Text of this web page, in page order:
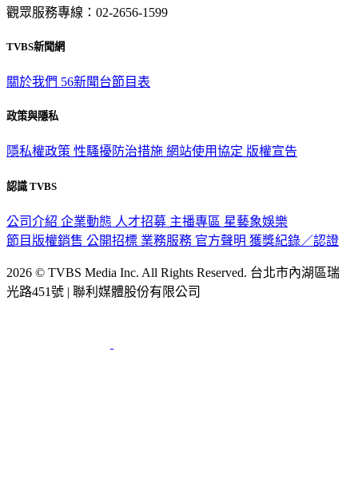
觀眾服務專線：02-2656-1599
TVBS新聞網
關於我們 56新聞台節目表
政策與隱私
隱私權政策 性騷擾防治措施 網站使用協定 版權宣告
認識 TVBS
公司介紹 企業動態 人才招募 主播專區 星藝象娛樂
節目版權銷售 公開招標 業務服務 官方聲明 獲獎紀錄／認證
2026 © TVBS Media Inc. All Rights Reserved. 台北市內湖區瑞
光路451號 | 聯利媒體股份有限公司